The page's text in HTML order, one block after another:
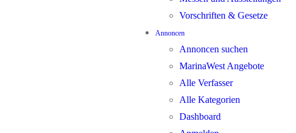
Vorschriften & Gesetze
Annoncen
Annoncen suchen
MarinaWest Angebote
Alle Verfasser
Alle Kategorien
Dashboard